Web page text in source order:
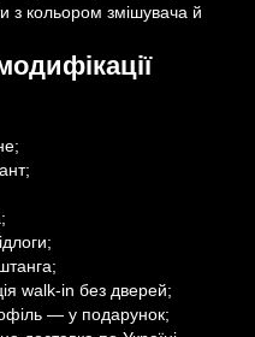
з кольором змішувача й
walk-in без дверей;
— у подарунок;